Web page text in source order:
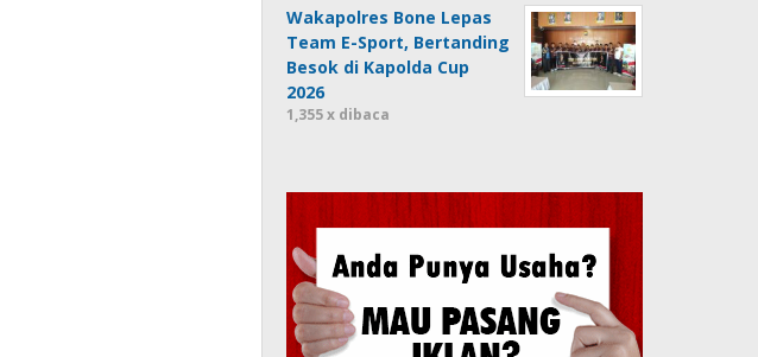
Wakapolres Bone Lepas
Team E-Sport, Bertanding
Besok di Kapolda Cup
2026
1,355 x dibaca